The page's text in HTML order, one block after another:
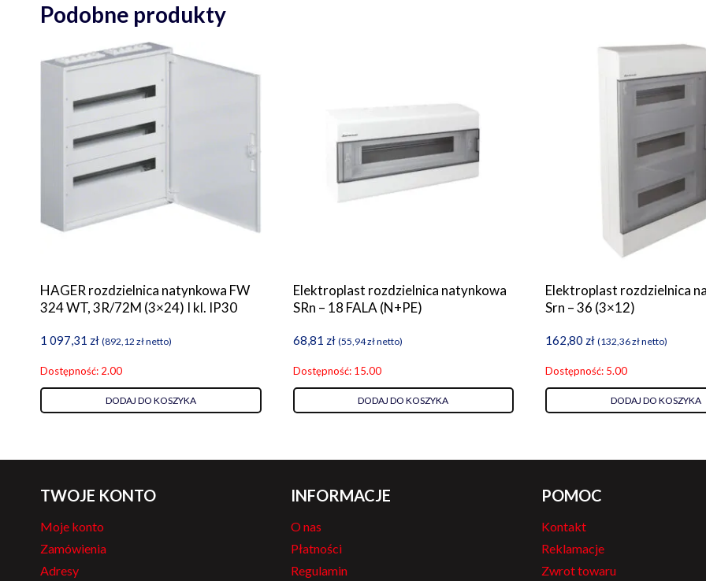
Podobne produkty
HAGER rozdzielnica natynkowa FW
324 WT, 3R/72M (3×24) I kl. IP30
1 097,31 zł (892,12 złnetto)
Dostępność: 2.00
DODAJ DO KOSZYKA
Elektroplast rozdzielnica natynkowa
SRn – 18 FALA (N+PE)
68,81 zł (55,94złnetto)
Dostępność: 15.00
DODAJ DO KOSZYKA
Elektroplast rozdzielnica
Srn – 36 (3×12)
162,80 zł (132,36złnetto)
Dostępność: 5.00
DODAJ DO KOSZYKA
TWOJE KONTO
Moje konto
Zamówienia
Adresy
INFORMACJE
O nas
Płatności
Regulamin
POMOC
Kontakt
Reklamacje
Zwrot towaru